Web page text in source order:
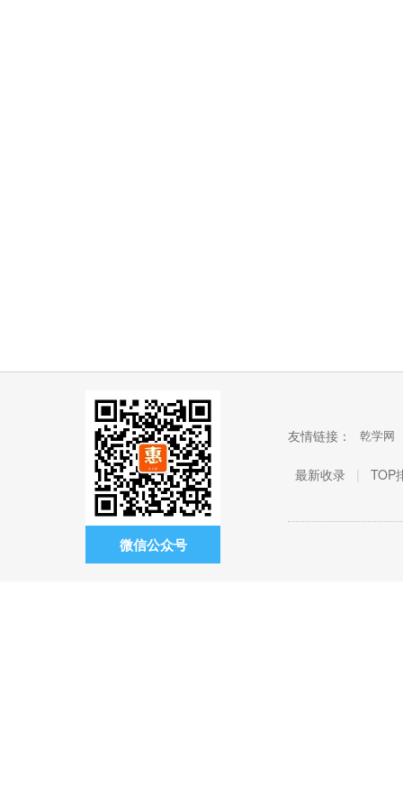
微信公众号
友情链接： 乾学网
最新收录 | TOP